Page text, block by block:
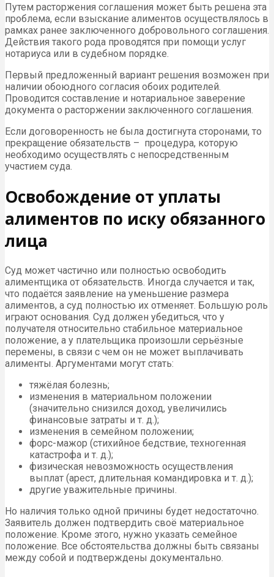
Путем расторжения соглашения может быть решена эта
проблема, если взыскание алиментов осуществлялось в
рамках ранее заключенного добровольного соглашения.
Действия такого рода проводятся при помощи услуг
нотариуса или в судебном порядке.
Первый предложенный вариант решения возможен при
наличии обоюдного согласия обоих родителей.
Проводится составление и нотариальное заверение
документа о расторжении заключенного соглашения.
Если договоренность не была достигнута сторонами, то
прекращение обязательств – процедура, которую
необходимо осуществлять с непосредственным
участием суда.
Освобождение от уплаты
алиментов по иску обязанного
лица
Суд может частично или полностью освободить
алиментщика от обязательств. Иногда случается и так,
что подаётся заявление на уменьшение размера
алиментов, а суд полностью их отменяет. Большую роль
играют основания. Суд должен убедиться, что у
получателя относительно стабильное материальное
положение, а у плательщика произошли серьёзные
перемены, в связи с чем он не может выплачивать
алименты. Аргументами могут стать:
тяжёлая болезнь;
изменения в материальном положении
(значительно снизился доход, увеличились
финансовые затраты и т. д.);
изменения в семейном положении;
форс-мажор (стихийное бедствие, техногенная
катастрофа и т. д.);
физическая невозможность осуществления
выплат (арест, длительная командировка и т. д.);
другие уважительные причины.
Но наличия только одной причины будет недостаточно.
Заявитель должен подтвердить своё материальное
положение. Кроме этого, нужно указать семейное
положение. Все обстоятельства должны быть связаны
между собой и подтверждены документально.